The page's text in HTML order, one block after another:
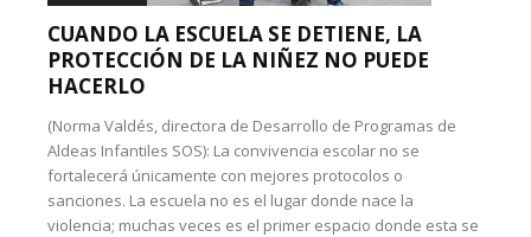
CUANDO LA ESCUELA SE DETIENE, LA
PROTECCIÓN DE LA NIÑEZ NO PUEDE
HACERLO
(Norma Valdés, directora de Desarrollo de Programas de
Aldeas Infantiles SOS): La convivencia escolar no se
fortalecerá únicamente con mejores protocolos o
sanciones. La escuela no es el lugar donde nace la
violencia; muchas veces es el primer espacio donde esta se